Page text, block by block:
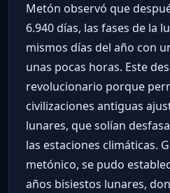
Metón observó que
6.940 días, las fases de la
mismos días del año con
unas pocas horas. Este
revolucionario porque
civilizaciones antiguas
lunares, que solían
las estaciones climáticas.
metónico, se pudo
años bisiestos lunares,